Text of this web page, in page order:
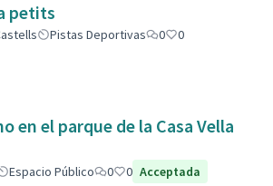
petits
Pistas Deportivas 0
0
en el parque de la Casa Vella
Espacio Público 0 0 Acceptada